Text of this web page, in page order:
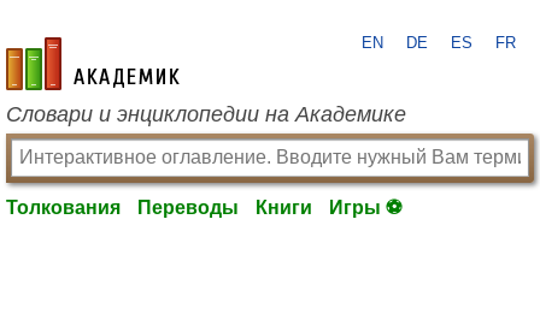
academic.ru
EN DE ES FR
Словари и энциклопедии на Академике
Толкования Переводы Книги Игры ⚽